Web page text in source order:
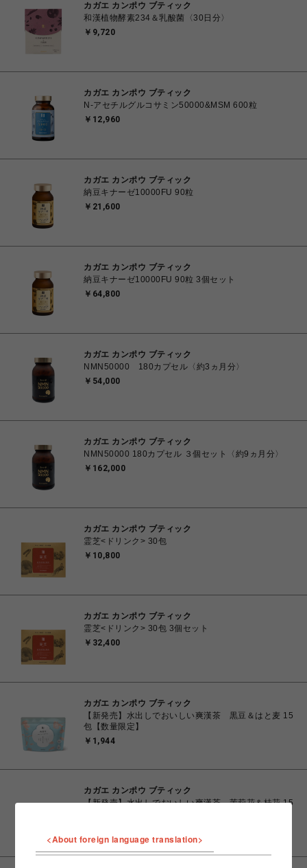
カガエ カンポウ ブティック
和漢植物酵素234＆乳酸菌〈30日分〉
￥9,720
カガエ カンポウ ブティック
N-アセチルグルコサミン50000&MSM 600粒
￥12,960
カガエ カンポウ ブティック
納豆キナーゼ10000FU 90粒
￥21,600
カガエ カンポウ ブティック
納豆キナーゼ10000FU 90粒 3個セット
￥64,800
カガエ カンポウ ブティック
NMN50000 180カプセル〈約3ヵ月分〉
￥54,000
カガエ カンポウ ブティック
NMN50000 180カプセル ３個セット〈約9ヵ月分〉
￥162,000
カガエ カンポウ ブティック
霊芝<ドリンク> 30包
￥10,800
カガエ カンポウ ブティック
霊芝<ドリンク> 30包 3個セット
￥32,400
カガエ カンポウ ブティック
【新発売】水出しでおいしい爽漢茶 黒豆＆はと麦 15
包【数量限定】
￥1,944
カガエ カンポウ ブティック
【新発売】水出しでおいしい爽漢茶 茉莉花＆桂花 15
<About foreign language translation>